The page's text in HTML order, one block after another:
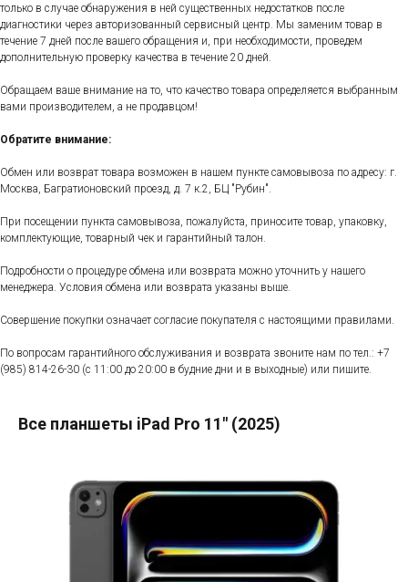
только в случае обнаружения в ней существенных недостатков после
диагностики через авторизованный сервисный центр. Мы заменим товар в
течение 7 дней после вашего обращения и, при необходимости, проведем
дополнительную проверку качества в течение 20 дней.
Обращаем ваше внимание на то, что качество товара определяется выбранным
вами производителем, а не продавцом!
Обратите внимание:
Обмен или возврат товара возможен в нашем пункте самовывоза по адресу: г.
Москва, Багратионовский проезд, д. 7 к.2, БЦ "Рубин".
При посещении пункта самовывоза, пожалуйста, приносите товар, упаковку,
комплектующие, товарный чек и гарантийный талон.
Подробности о процедуре обмена или возврата можно уточнить у нашего
менеджера. Условия обмена или возврата указаны выше.
Совершение покупки означает согласие покупателя с настоящими правилами.
По вопросам гарантийного обслуживания и возврата звоните нам по тел.: +7
(985) 814-26-30 (с 11:00 до 20:00 в будние дни и в выходные) или пишите.
Все планшеты iPad Pro 11" (2025)